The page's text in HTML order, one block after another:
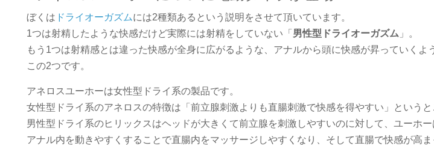
ぼくは ドライオーガズムには2種類あるという説明をさせて頂いています。
1つは射精したような快感だけど実際には射精をしていない「 男性型ドライオーガズム 」。
もう1つは射精感とは違った快感が全身に広がるような、アナルから頭に快感が昇っていくよ
この2つです。
アネロスユーホーは女性型ドライ系の製品です。
女性型ドライ系のアネロスの特徴は「前立腺刺激よりも直腸刺激で快感を得やすい」というと
男性型ドライ系のヒリックスはヘッドが大きくて前立腺を刺激しやすいのに対して、ユーホ
アナル内を動きやすくすることで直腸内をマッサージしやすくなり、そして直腸で快感が高